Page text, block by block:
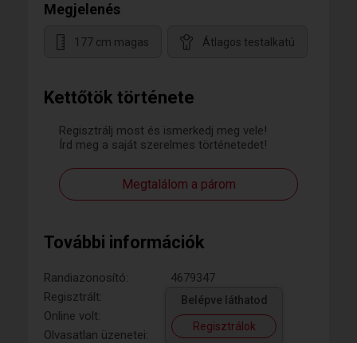
Kettőtök története
Regisztrálj most és ismerkedj meg vele!
Írd meg a saját szerelmes történetedet!
Megtalálom a párom
További információk
Randiazonosító:
4679347
Regisztrált:
Online volt:
Olvasatlan üzenetei:
Belépve láthatod
Regisztrálok
Megjelenés
177 cm magas Átlagos testalkatú